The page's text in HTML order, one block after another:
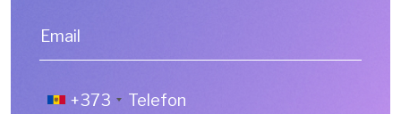
Email
+373